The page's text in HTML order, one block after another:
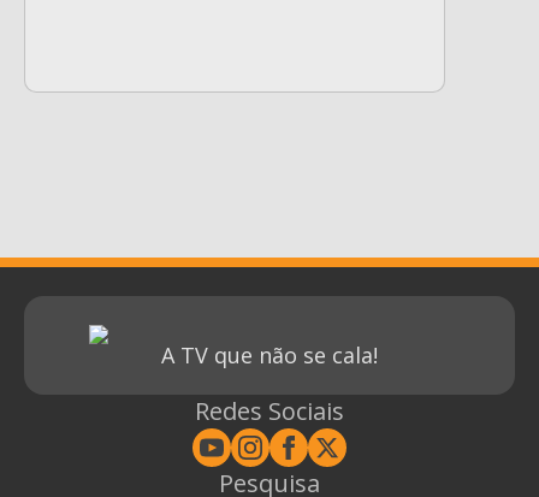
A TV que não se cala!
Redes Sociais
Pesquisa